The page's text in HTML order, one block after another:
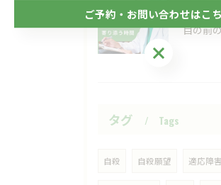
2026/
タグ Tags
自殺 自殺願望 適応障害
ご予約・お問い合わせはこち
ご予約・お問い合わせはこ